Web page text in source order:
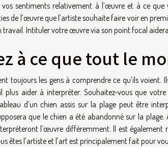
sentiments relativement à l’œuvre et à ce
de l’œuvre que l’artiste souhaite faire voir en
travail. Intituler votre œuvre via son point focal
à ce que tout le
toujours les gens à comprendre ce qu’ils
plus aider à interpréter. Souhaitez-vous que
d’un chien assis sur la plage peut être
que le chien a été abandonné sur la
l’œuvre différemment. Il est
êtes l’artiste et l’art est principalement fait pour